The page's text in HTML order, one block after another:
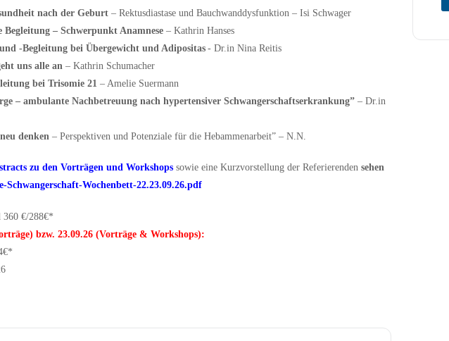
nach der Geburt – Rektusdiastase und Bauchwanddysfunktion – Isi Schwager
Begleitung – Schwerpunkt Anamnese – Kathrin Hanses
-Begleitung bei Übergewicht und Adipositas - Dr.in Nina Reitis
uns alle an – Kathrin Schumacher
bei Trisomie 21 – Amelie Suermann
– ambulante Nachbetreuung nach hypertensiver Schwangerschaftserkrankung” – Dr.in
denken – Perspektiven und Potenziale für die Hebammenarbeit” – N.N.
zu den Vorträgen und Workshops sowie eine Kurzvorstellung der Referierenden sehen
Schwangerschaft-Wochenbett-22.23.09.26.pdf
€/288€*
bzw. 23.09.26 (Vorträge & Workshops):